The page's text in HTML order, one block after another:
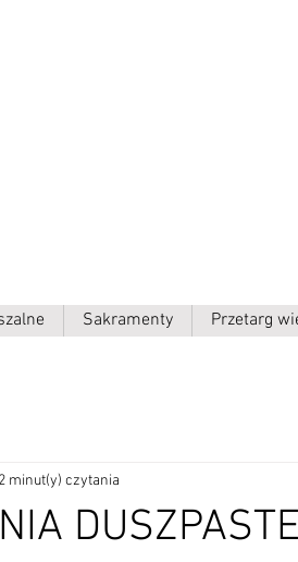
Sakramenty Przetarg
2 minut(y) czytania